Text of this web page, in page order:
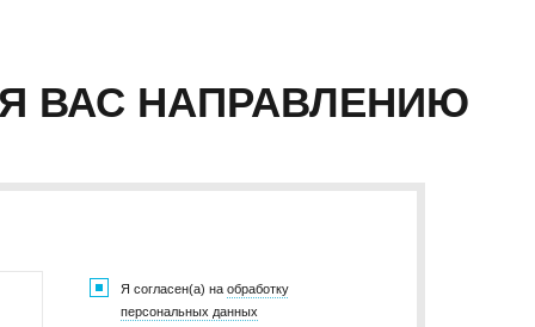
ВАС НАПРАВЛЕНИЮ
Я согласен(а) на обработку
персональных данных